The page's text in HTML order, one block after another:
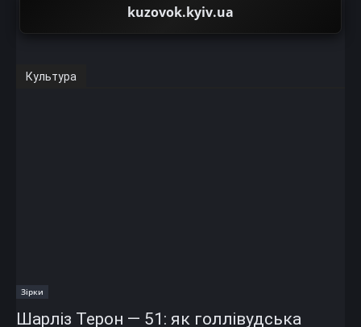
kuzovok.kyiv.ua
Культура
Зірки
Шарліз Терон — 51: як голлівудська